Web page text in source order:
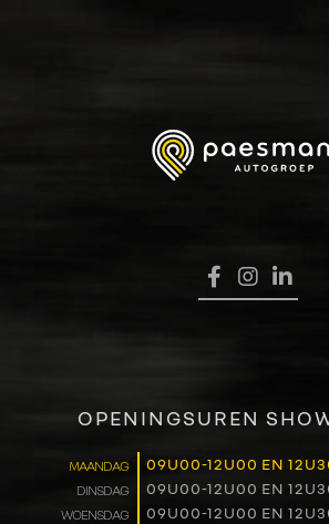
OPENINGSUREN
MAANDAG 09U00-12U00 EN
DINSDAG 09U00-12U00 EN
WOENSDAG 09U00-12U00 EN